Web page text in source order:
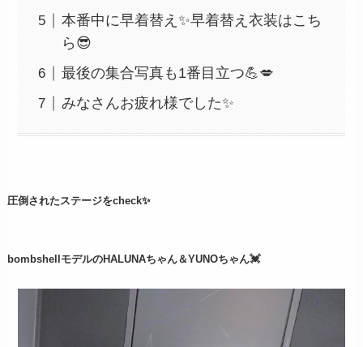
本番中に早着替え✨早着替え衣装はこち
ら😎
最後の集合写真も1番目立つ💪💋
みなさんお疲れ様でした✨
圧倒されたステージをcheck✨
bombshellモデルのHALUNAちゃん＆YUNOちゃん💓